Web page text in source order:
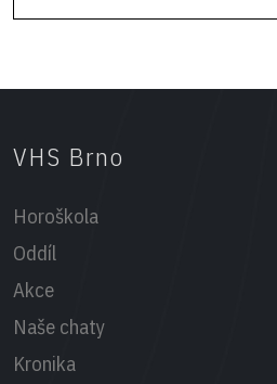
VHS Brno
Horoškola
Oddíl
Akce
Naše chaty
Kronika